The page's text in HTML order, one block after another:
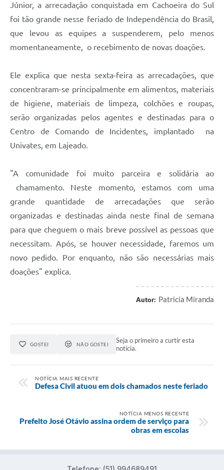
Contato
Júnior, a arrecadação conquistada em Cachoeira do Sul
foi tão grande nesse feriado de Independência do Brasil,
que levou as equipes a suspenderem, pelo menos
momentaneamente, o recebimento de novas doações.
Ele explica que nesta sexta-feira as arrecadações, que
concentraram-se principalmente em alimentos, materiais
de higiene, materiais de limpeza, colchões e roupas,
serão organizadas pelos agentes e destinadas para o
Centro de Comando de Incidentes, implantado na
Univates, em Lajeado.
"A comunidade foi muito parceira e solidária ao
chamamento. Neste momento, estamos com uma
grande quantidade de arrecadações que serão
organizadas e destinadas ainda neste final de semana
para que cheguem o mais breve possível as pessoas que
necessitam. Após, se houver necessidade, faremos um
novo pedido. Por enquanto, não são necessárias mais
doações" explica.
Autor: Patricia Miranda
GOSTEI NÃO GOSTEI
Seja o primeiro a curtir esta
notícia.
NOTÍCIA MAIS RECENTE
Defesa Civil atuou em dois chamados neste feriado
NOTÍCIA MENOS RECENTE
Prefeito José Otávio assina ordem de serviço para
obras em escolas